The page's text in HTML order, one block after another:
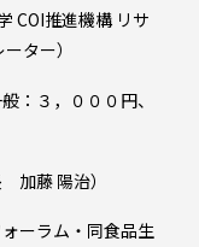
COI推進機構 リサ
ター）
３，０００円、
藤 陽治）
ーラム・同食品生